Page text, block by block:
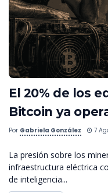
El 20% de los
Bitcoin ya
Por Gabriela González 7
La presión sobre los
infraestructura eléctrica
de inteligencia...